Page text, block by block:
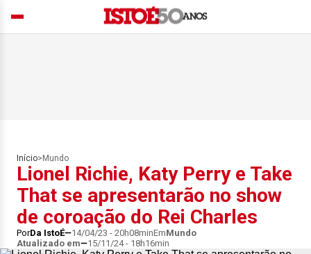
Início> Mundo
Lionel Richie, Katy Perry e Take
That se apresentarão no show
de coroação do Rei Charles
PorDa IstoÉ 14/04/23 - 20h08minEmMundo
Atualizado em
15/11/24 - 18h16min